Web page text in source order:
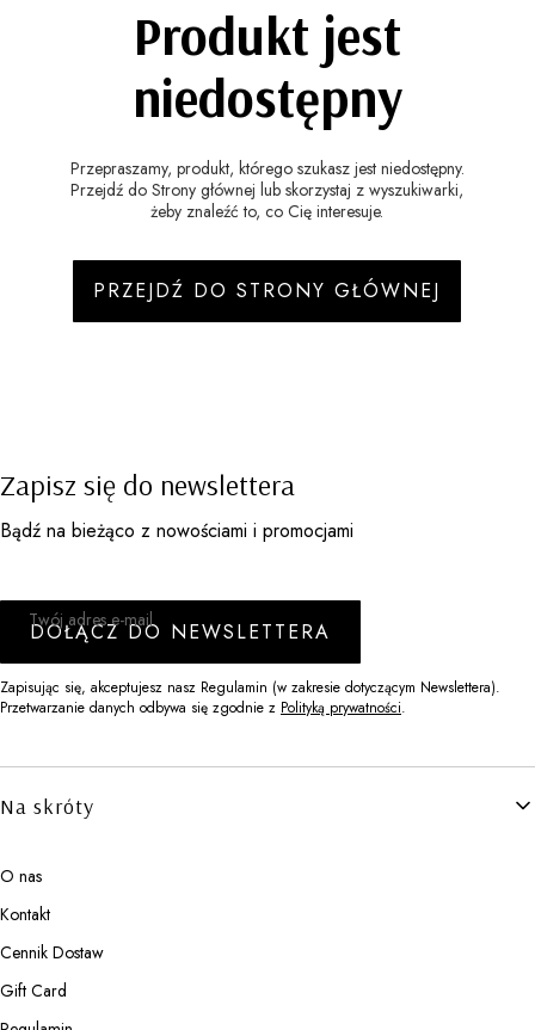
Produkt jest
niedostępny
Przepraszamy, produkt, którego szukasz jest niedostępny.
Przejdź do Strony głównej lub skorzystaj z wyszukiwarki,
żeby znaleźć to, co Cię interesuje.
PRZEJDŹ DO STRONY GŁÓWNEJ
Zapisz się do newslettera
Bądź na bieżąco z nowościami i promocjami
Twój adres e-mail
DOŁĄCZ DO NEWSLETTERA
Zapisując się, akceptujesz nasz Regulamin (w zakresie dotyczącym Newslettera).
Przetwarzanie danych odbywa się zgodnie z Polityką prywatności.
Linki w stopce
Na skróty
O nas
Kontakt
Cennik Dostaw
Gift Card